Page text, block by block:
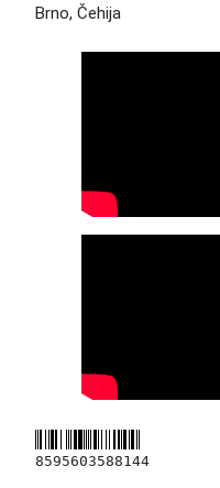
Brno, Čehija
8595603588144